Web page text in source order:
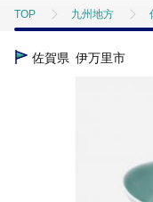
TOP 九州地方
TOP
佐賀県 伊万里市